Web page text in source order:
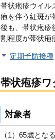
帯状疱疹ウイル
疱を伴う紅斑が
後も、帯状疱疹
割程度が帯状疱
定期予防接種
帯状疱疹
対象者
（1）65歳とな